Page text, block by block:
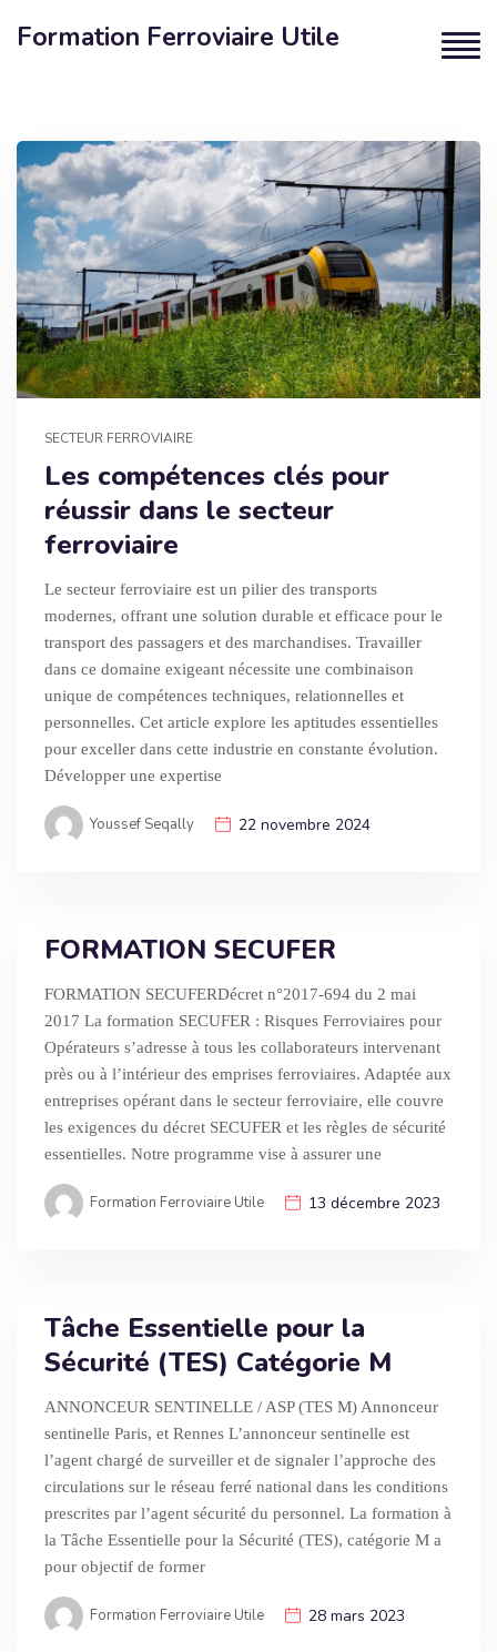
Formation Ferroviaire Utile
SECTEUR FERROVIAIRE
Les compétences clés pour
réussir dans le secteur
ferroviaire
Le secteur ferroviaire est un pilier des transports
modernes, offrant une solution durable et efficace pour le
transport des passagers et des marchandises. Travailler
dans ce domaine exigeant nécessite une combinaison
unique de compétences techniques, relationnelles et
personnelles. Cet article explore les aptitudes essentielles
pour exceller dans cette industrie en constante évolution.
Développer une expertise
Youssef Seqally 22 novembre 2024
FORMATION SECUFER
FORMATION SECUFERDécret n°2017-694 du 2 mai
2017 La formation SECUFER : Risques Ferroviaires pour
Opérateurs s’adresse à tous les collaborateurs intervenant
près ou à l’intérieur des emprises ferroviaires. Adaptée aux
entreprises opérant dans le secteur ferroviaire, elle couvre
les exigences du décret SECUFER et les règles de sécurité
essentielles. Notre programme vise à assurer une
Formation Ferroviaire Utile 13 décembre 2023
Tâche Essentielle pour la
Sécurité (TES) Catégorie M
ANNONCEUR SENTINELLE / ASP (TES M) Annonceur
sentinelle Paris, et Rennes L’annonceur sentinelle est
l’agent chargé de surveiller et de signaler l’approche des
circulations sur le réseau ferré national dans les conditions
prescrites par l’agent sécurité du personnel. La formation à
la Tâche Essentielle pour la Sécurité (TES), catégorie M a
pour objectif de former
Formation Ferroviaire Utile 28 mars 2023